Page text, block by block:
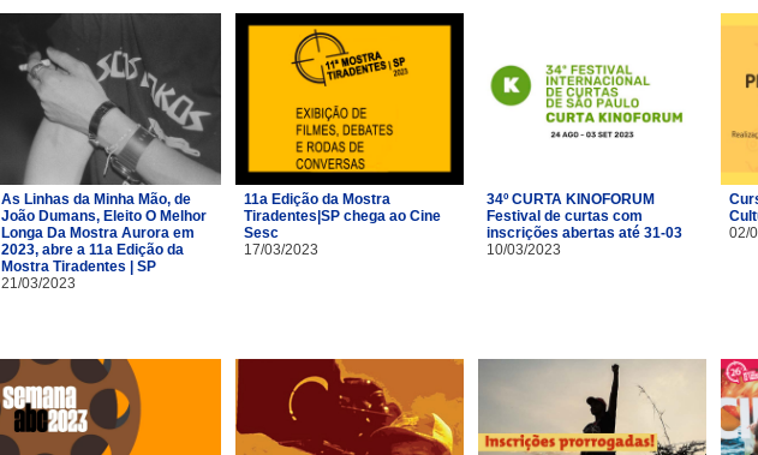
As Linhas da Minha Mão, de
João Dumans, Eleito O Melhor
Longa Da Mostra Aurora em
2023, abre a 11a Edição da
Mostra Tiradentes | SP
21/03/2023
11a Edição da Mostra
Tiradentes|SP chega ao Cine
Sesc
17/03/2023
34º CURTA KINOFORUM
Festival de curtas com
inscrições abertas até 31-03
10/03/2023
02/